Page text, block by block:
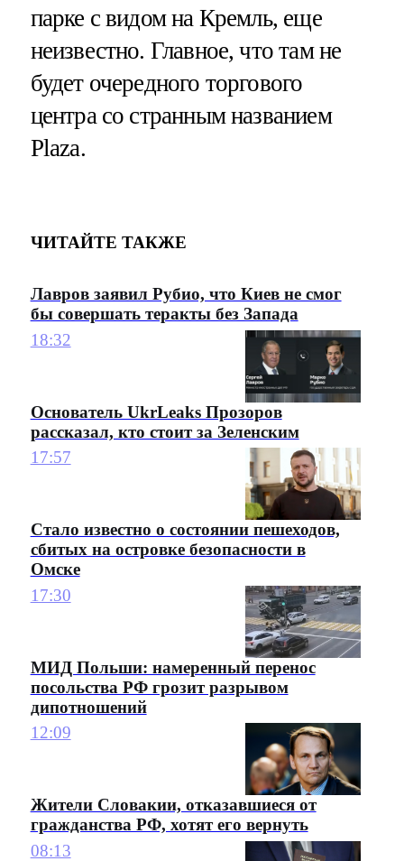
парке с видом на Кремль, еще
неизвестно. Главное, что там не
будет очередного торгового
центра со странным названием
Plaza.
ЧИТАЙТЕ ТАКЖЕ
Лавров заявил Рубио, что Киев не смог
бы совершать теракты без Запада
18:32
Основатель UkrLeaks Прозоров
рассказал, кто стоит за Зеленским
17:57
Стало известно о состоянии пешеходов,
сбитых на островке безопасности в
Омске
17:30
МИД Польши: намеренный перенос
посольства РФ грозит разрывом
дипотношений
12:09
Жители Словакии, отказавшиеся от
гражданства РФ, хотят его вернуть
08:13